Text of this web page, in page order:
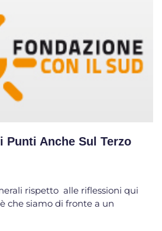
Punti Anche Sul Terzo
rispetto alle riflessioni qui
che siamo di fronte a un